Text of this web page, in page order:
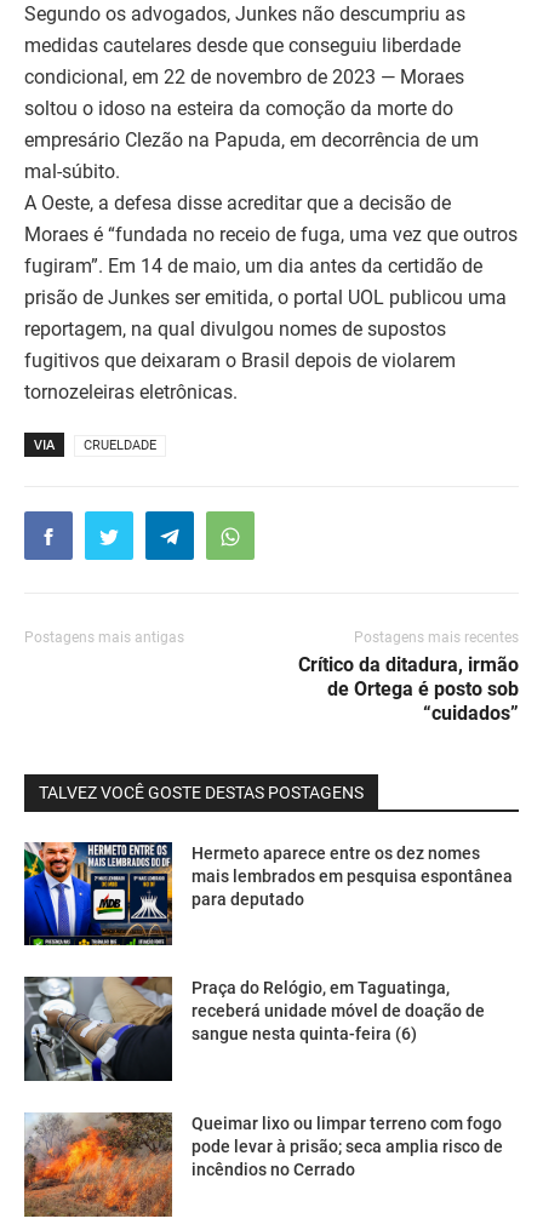
Segundo os advogados, Junkes não descumpriu as
medidas cautelares desde que conseguiu liberdade
condicional, em 22 de novembro de 2023 — Moraes
soltou o idoso na esteira da comoção da morte do
empresário Clezão na Papuda, em decorrência de um
mal-súbito.
A Oeste, a defesa disse acreditar que a decisão de
Moraes é “fundada no receio de fuga, uma vez que outros
fugiram”. Em 14 de maio, um dia antes da certidão de
prisão de Junkes ser emitida, o portal UOL publicou uma
reportagem, na qual divulgou nomes de supostos
fugitivos que deixaram o Brasil depois de violarem
tornozeleiras eletrônicas.
VIA CRUELDADE
Postagens mais antigas Postagens mais recentes
Crítico da ditadura, irmão
de Ortega é posto sob
“cuidados”
TALVEZ VOCÊ GOSTE DESTAS POSTAGENS
Hermeto aparece entre os dez nomes
mais lembrados em pesquisa espontânea
para deputado
Praça do Relógio, em Taguatinga,
receberá unidade móvel de doação de
sangue nesta quinta-feira (6)
Queimar lixo ou limpar terreno com fogo
pode levar à prisão; seca amplia risco de
incêndios no Cerrado